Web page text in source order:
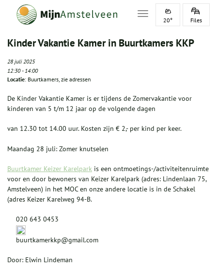
Toggle navigation
20° Files
Kinder Vakantie Kamer in Buurtkamers KKP
28 juli 2025
12:30-14:00
Locatie: Buurtkamers, zie adressen
De Kinder Vakantie Kamer is er tijdens de Zomervakantie voor
kinderen van 5 t/m 12 jaar op de volgende dagen
van 12.30 tot 14.00 uur. Kosten zijn € 2,- per kind per keer.
Maandag 28 juli: Zomer knutselen
Buurtkamer Keizer Karelpark is een ontmoetings-/activiteitenruimte
voor en door bewoners van Keizer Karelpark (adres: Lindenlaan 75,
Amstelveen) in het MOC en onze andere locatie is in de Schakel
(adres Keizer Karelweg 94-B.
020 643 0453
buurtkamerkkp@gmail.com
Door: Elwin Lindeman